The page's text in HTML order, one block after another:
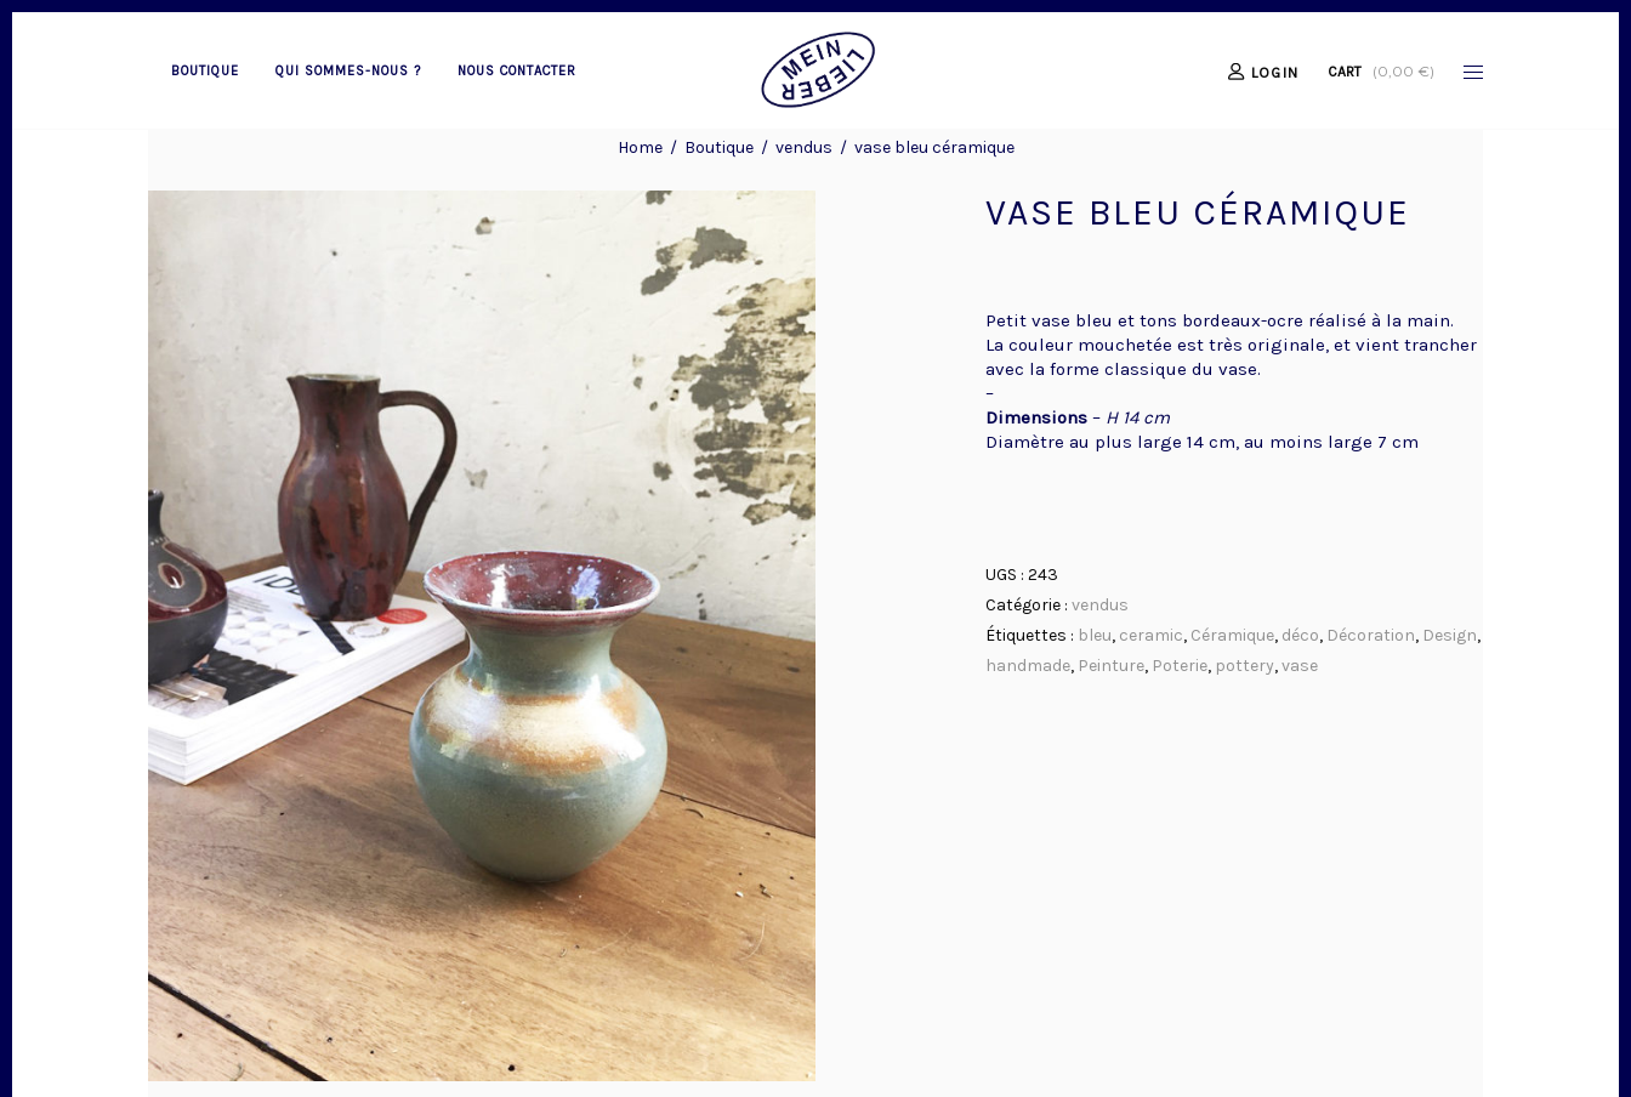
BOUTIQUE QUI SOMMES-NOUS ? NOUS CONTACTER LOGIN CART (0,00 €)
Home/ Boutique/ vendus / vase bleu céramique
VASE BLEU CÉRAMIQUE
Petit vase bleu et tons bordeaux-ocre réalisé à la main.
La couleur mouchetée est très originale, et vient trancher
avec la forme classique du vase.
–
Dimensions – H 14 cm
Diamètre au plus large 14 cm, au moins large 7 cm
UGS : 243
Catégorie : vendus
Étiquettes : bleu, ceramic, Céramique, déco, Décoration, Design,
handmade, Peinture, Poterie, pottery,vase